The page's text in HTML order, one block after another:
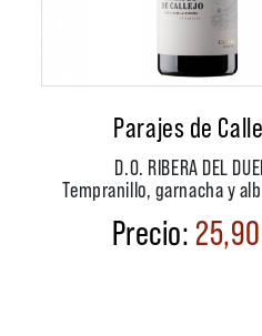
Parajes de
D.O. RIBERA DEL
Tempranillo, garnacha y
25,90